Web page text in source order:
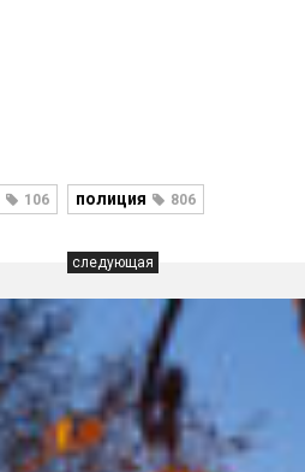
106 полиция 806
следующая